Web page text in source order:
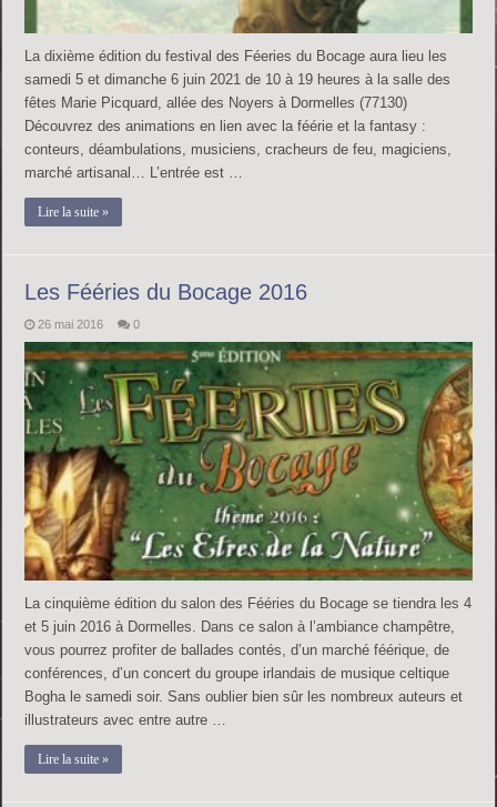
La dixième édition du festival des Féeries du Bocage aura lieu les
samedi 5 et dimanche 6 juin 2021 de 10 à 19 heures à la salle des
fêtes Marie Picquard, allée des Noyers à Dormelles (77130)
Découvrez des animations en lien avec la féérie et la fantasy :
conteurs, déambulations, musiciens, cracheurs de feu, magiciens,
marché artisanal… L’entrée est …
Lire la suite »
Les Fééries du Bocage 2016
26 mai 2016 0
La cinquième édition du salon des Fééries du Bocage se tiendra les 4
et 5 juin 2016 à Dormelles. Dans ce salon à l’ambiance champêtre,
vous pourrez profiter de ballades contés, d’un marché féérique, de
conférences, d’un concert du groupe irlandais de musique celtique
Bogha le samedi soir. Sans oublier bien sûr les nombreux auteurs et
illustrateurs avec entre autre …
Lire la suite »